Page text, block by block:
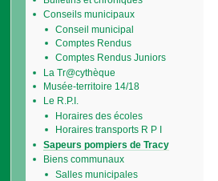
Conseils municipaux
Conseil municipal
Comptes Rendus
Comptes Rendus Juniors
La Tr@cythèque
Musée-territoire 14/18
Le R.P.I.
Horaires des écoles
Horaires transports R P I
Sapeurs pompiers de Tracy
Biens communaux
Salles municipales